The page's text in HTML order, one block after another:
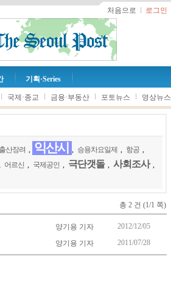
처음으로 l 로그인
기획·Series
l 국제·종교 l 금융·부동산 l 포토뉴스 l 영상뉴스
출산장려 익산시 승용차요일제 항공
어르신 국제공인 극단갯돌 사회조사
총 2 건 (1/1 쪽)
양기용 기자
2012/12/05
양기용 기자 2011/07/28